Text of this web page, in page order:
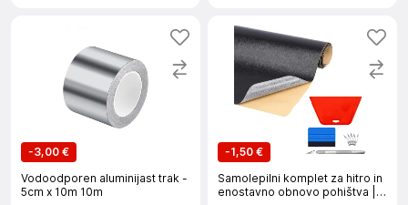
-3,00 €
Vodoodporen aluminijast trak -
5cm x 10m 10m
-1,50 €
Samolepilni komplet za hitro in
enostavno obnovo pohištva |